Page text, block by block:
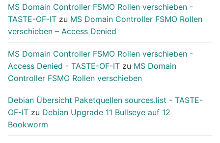
MS Domain Controller FSMO Rollen verschieben -
TASTE-OF-IT zu MS Domain Controller FSMO Rollen
verschieben – Access Denied
MS Domain Controller FSMO Rollen verschieben -
Access Denied - TASTE-OF-IT zu MS Domain
Controller FSMO Rollen verschieben
Debian Übersicht Paketquellen sources.list - TASTE-
OF-IT zu Debian Upgrade 11 Bullseye auf 12
Bookworm